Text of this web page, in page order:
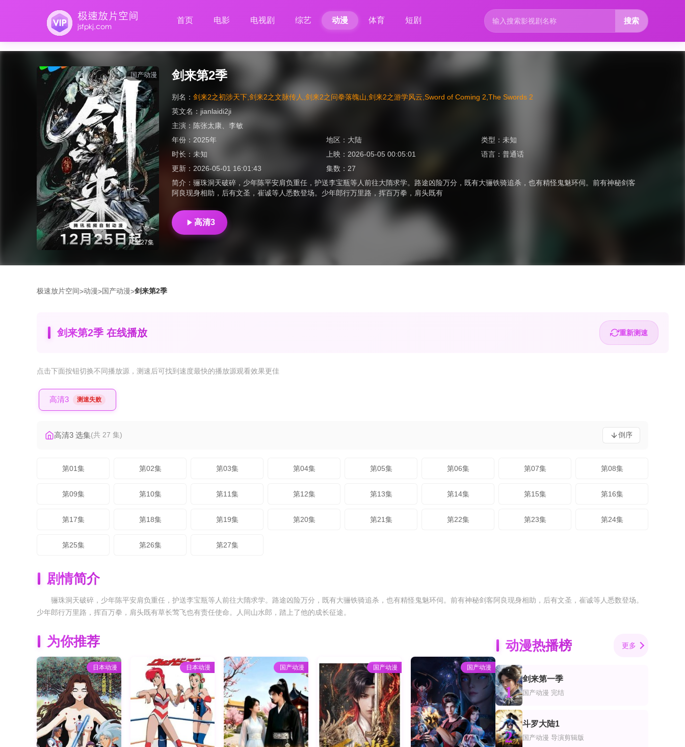
首页 电影 电视剧 综艺 动漫 体育 短剧 搜索
国产动漫
全27集
剑来第2季
别名： 剑来2之初涉天下,剑来2之文脉传人,剑来2之问拳落魄山,剑来2之游学风云,Sword of Coming 2,The Swords 2
英文名： jianlaidi2ji
主演： 陈张太康
李敏
年份： 2025年 地区： 大陆 类型： 未知
时长： 未知 上映： 2026-05-05 00:05:01 语言： 普通话
更新： 2026-05-01 16:01:43 集数： 27
简介： 骊珠洞天破碎，少年陈平安肩负重任，护送李宝瓶等人前往大隋求学。路途凶险万分，既有大骊铁骑追杀，也有精怪鬼魅环伺。前有神秘剑客
阿良现身相助，后有文圣，崔诚等人悉数登场。少年郎行万里路，挥百万拳，肩头既有
高清3
极速放片空间>动漫>国产动漫>剑来第2季
剑来第2季 在线播放 重新测速
点击下面按钮切换不同播放源 ，测速后可找到速度最快的播放源观看效果更佳
高清3 测速失败
高清3 选集(共 27 集) 倒序
第01集 第02集 第03集 第04集 第05集 第06集 第07集 第08集
第09集 第10集 第11集 第12集 第13集 第14集 第15集 第16集
第17集 第18集 第19集 第20集 第21集 第22集 第23集 第24集
第25集 第26集 第27集
剧情简介
骊珠洞天破碎，少年陈平安肩负重任，护送李宝瓶等人前往大隋求学。路途凶险万分，既有大骊铁骑追杀，也有精怪鬼魅环伺。前有神秘剑客阿良现身相助，后有文圣，崔诚等人悉数登场。
少年郎行万里路，挥百万拳，肩头既有草长莺飞也有责任使命。人间山水郎，踏上了他的成长征途。
为你推荐
日本动漫 日本动漫 国产动漫 国产动漫 国产动漫
动漫热播榜 更多
1
剑来第一季
国产动漫 完结
2
斗罗大陆1
国产动漫 导演剪辑版